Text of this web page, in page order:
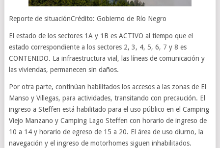
Reporte de situaciónCrédito: Gobierno de Río Negro
El estado de los sectores 1A y 1B es ACTIVO al tiempo que el
estado correspondiente a los sectores 2, 3, 4, 5, 6, 7 y 8 es
CONTENIDO. La infraestructura vial, las líneas de comunicación y
las viviendas, permanecen sin daños.
Por otra parte, continúan habilitados los accesos a las zonas de El
Manso y Villegas, para actividades, transitando con precaución. El
ingreso a Steffen está habilitado para el uso público en el Camping
Viejo Manzano y Camping Lago Steffen con horario de ingreso de
10 a 14 y horario de egreso de 15 a 20. El área de uso diurno, la
navegación y el ingreso de motorhomes siguen inhabilitados.